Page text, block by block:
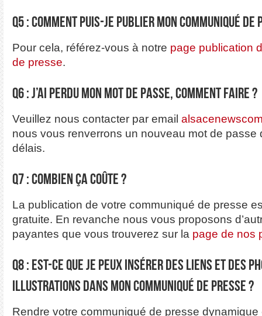
Q5 : Comment puis-je publier mon communiqué de
Pour cela, référez-vous à notre page publication
de presse.
Q6 : J’ai perdu mon mot de passe, comment faire ?
Veuillez nous contacter par email
nous vous renverrons un nouveau mot de passe
délais.
Q7 : Combien ça coûte ?
La publication de votre communiqué de presse
gratuite. En revanche nous vous proposons
payantes que vous trouverez sur la page de nos
Q8 : Est-ce que je peux insérer des liens et des
illustrations dans mon communiqué de presse ?
Rendre votre communiqué de presse dynamique